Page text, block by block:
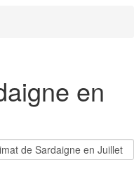
en